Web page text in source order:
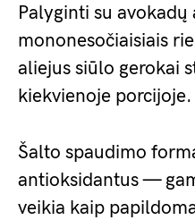
Palyginti su avokadų
mononesočiaisiais
aliejus siūlo gerokai
kiekvienoje porcijoje.
Šalto spaudimo
antioksidantus —
veikia kaip